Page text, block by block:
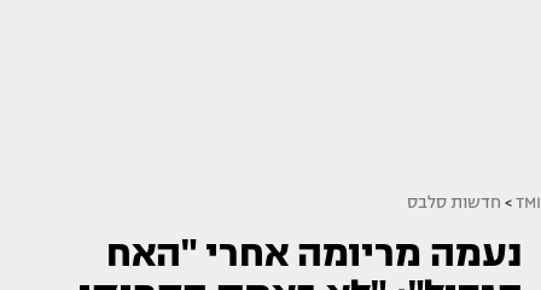
TMI
> חדשות סלבס
נעמה מריומה אחרי "האח